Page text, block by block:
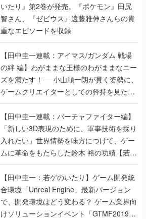
いたり』第2巻が発売。『ポケモン』田尻
智さん、『ゼビウス』遠藤雅伸さんらの貴
重なエピソードを収録
【田中圭一連載：アイマス/ガンダム 戦場
の絆 編】わがままな王様のわがままなニー
ズを満たす！──小山順一朗が貫く姿勢に、
ゲームクリエイターとしての矜持を見た
【若ゲのいたり最終回】
【田中圭一連載：バーチャファイター編】
「新しい3D表現のために、軍事技術を採り
入れたい」世界情勢を味方につけて、ゲー
ムに革命をもたらした鈴木 裕の功績【若ゲ
のいたり】
【田中圭一：若ゲのいたり】ゲーム開発統
合環境「Unreal Engine」最新バージョン
で、開発環境はどう変わる？ ゲーム業界向
けソリューションイベント「GTMF2019」